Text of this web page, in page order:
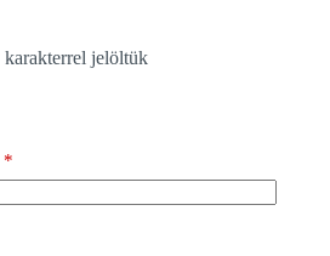
karakterrel jelöltük
*